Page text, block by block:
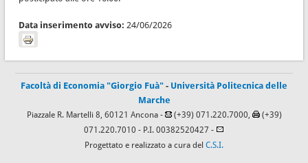
Data inserimento avviso: 24/06/2026
Facoltà di Economia "Giorgio Fuà" - Università Politecnica delle
Marche
Piazzale R. Martelli 8, 60121 Ancona - (+39) 071.220.7000,
(+39)
071.220.7010 - P.I. 00382520427 -
Progettato e realizzato a cura del C.S.I.